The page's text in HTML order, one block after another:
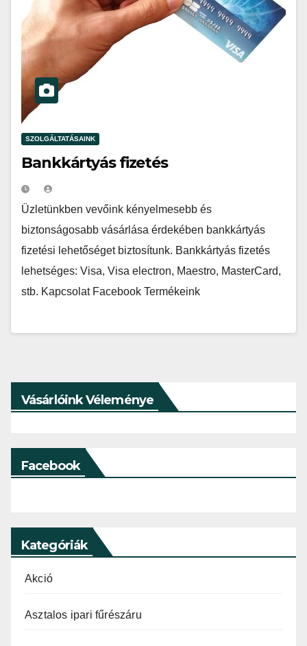
SZOLGÁLTATÁSAINK
Bankkártyás fizetés
Üzletünkben vevőink kényelmesebb és
biztonságosabb vásárlása érdekében bankkártyás
fizetési lehetőséget biztosítunk. Bankkártyás fizetés
lehetséges: Visa, Visa electron, Maestro, MasterCard,
stb. Kapcsolat Facebook Termékeink
Vásárlóink Véleménye
Facebook
Kategóriák
Akció
Asztalos ipari fűrészáru